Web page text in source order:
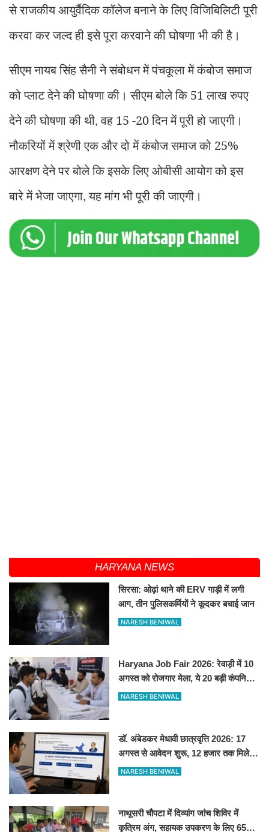
से राजकीय आयुर्वैदिक कॉलेज बनाने के लिए विजिबिलिटी पूरी
करवा कर जल्द ही इसे पूरा करवाने की घोषणा भी की है।
सीएम नायब सिंह सैनी ने संबोधन में पंचकूला में कंबोज समाज
को प्लाट देने की घोषणा की। सीएम बोले कि 51 लाख रुपए
देने की घोषणा की थी,वह 15 -20 दिन में पूरी हो जाएगी।
नौकरियों में श्रेणी एक और दो में कंबोज समाज को 25%
आरक्षण देने पर बोले कि इसके लिए ओबीसी आयोग को इस
बारे में भेजा जाएगा,यह मांग भी पूरी की जाएगी।
HARYANA NEWS
सिरसा: ओढ़ां थाने की ERV गाड़ी में लगी
आग, तीन पुलिसकर्मियों ने कूदकर बचाई जान
NARESH BENIWAL
Haryana Job Fair 2026: रेवाड़ी में 10
अगस्त को रोजगार मेला, ये 20 बड़ी कंपनियां
देगी सीधे नौकरी
NARESH BENIWAL
डॉ. अंबेडकर मेधावी छात्रवृत्ति 2026: 17
अगस्त से आवेदन शुरू, 12 हजार तक मिलेगी
स्कॉलरशिप, जानें जरूरी डॉक्यूमेंट्स
NARESH BENIWAL
नाथूसरी चौपटा में दिव्यांग जांच शिविर में
कृत्रिम अंग, सहायक उपकरण के लिए 65